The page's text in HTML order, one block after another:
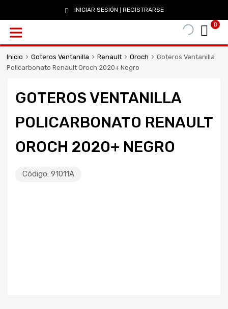
INICIAR SESIÓN REGISTRARSE
0
Inicio Goteros Ventanilla Renault Oroch
Goteros Ventanilla
Policarbonato Renault Oroch 2020+ Negro
GOTEROS VENTANILLA
POLICARBONATO RENAULT
OROCH 2020+ NEGRO
Código: 91011A